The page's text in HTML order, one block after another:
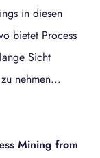
in diesen
bietet Process
Sicht
nehmen...
Mining from